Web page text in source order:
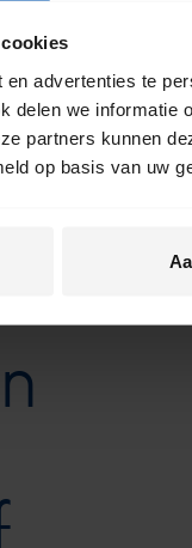
advertenties te
delen we
partners kunnen
op basis van uw